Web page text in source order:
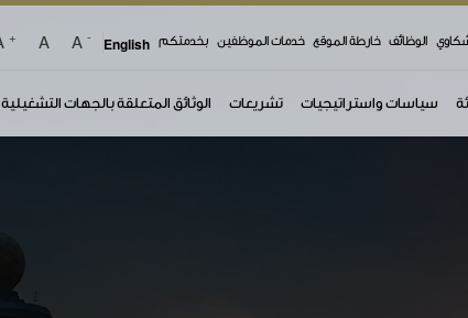
الوظائف خارطة الموقع خدمات الموظفين بخدمتكم English
-
A
A
+
A
سياسات واستراتيجيات تشريعات الوثائق المتعلقة بالجهات التشغيلية